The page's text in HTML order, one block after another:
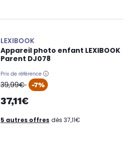
LEXIBOOK
Appareil photo enfant LEXIBOOK
Parent DJ078
Prix de référence
oldPrice
39,99€ -7%
37,11€
5 autres offres dès 37,11€